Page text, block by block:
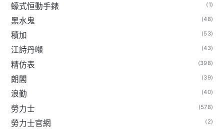
蠔式恒動手錶 (1)
黑水鬼 (48)
積加 (53)
江詩丹噸 (43)
精仿表 (398)
朗閣 (39)
浪勤 (40)
勞力士 (578)
勞力士官網 (2)